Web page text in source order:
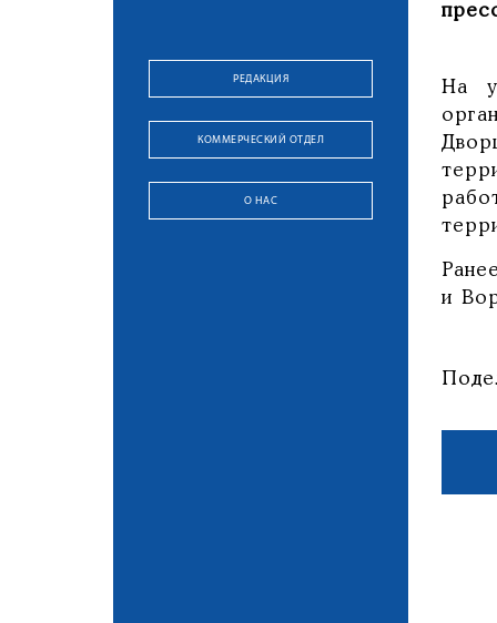
РЕДАКЦИЯ
КОММЕРЧЕСКИЙ ОТДЕЛ
О НАС
На
и